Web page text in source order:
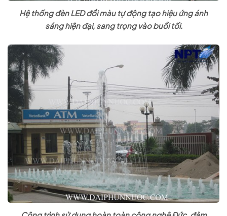
Hệ thống đèn LED đổi màu tự động tạo hiệu ứng ánh
sáng hiện đại, sang trọng vào buổi tối.